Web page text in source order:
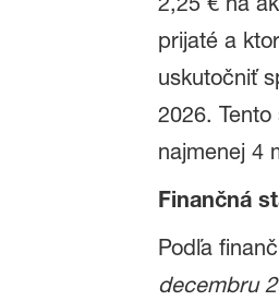
prijaté a
uskutočniť
2026.
najmenej 4
Finančná
Podľa
decembru